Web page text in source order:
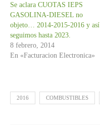
Se aclara CUOTAS IEPS
GASOLINA-DIESEL no
objeto… 2014-2015-2016 y así
seguimos hasta 2023.
8 febrero, 2014
En «Facturacion Electronica»
2016 COMBUSTIBLES